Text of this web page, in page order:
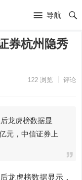
导航
券杭州隐秀
122浏览 评论
龙虎榜数据显
元，中信证券上